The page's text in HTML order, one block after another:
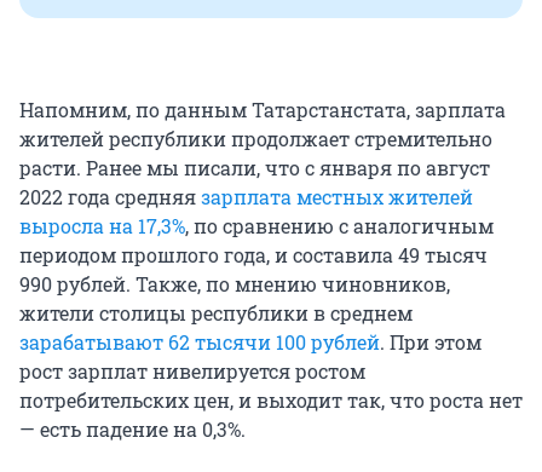
Напомним, по данным Татарстанстата, зарплата
жителей республики продолжает стремительно
расти. Ранее мы писали, что с января по август
2022 года средняязарплата местных жителей
выросла на 17,3%, по сравнению с аналогичным
периодом прошлого года, и составила 49 тысяч
990 рублей. Также, по мнению чиновников,
жители столицы республики в среднем
зарабатывают 62 тысячи 100 рублей. При этом
рост зарплат нивелируется ростом
потребительских цен, и выходит так, что роста нет
— есть падение на 0,3%.